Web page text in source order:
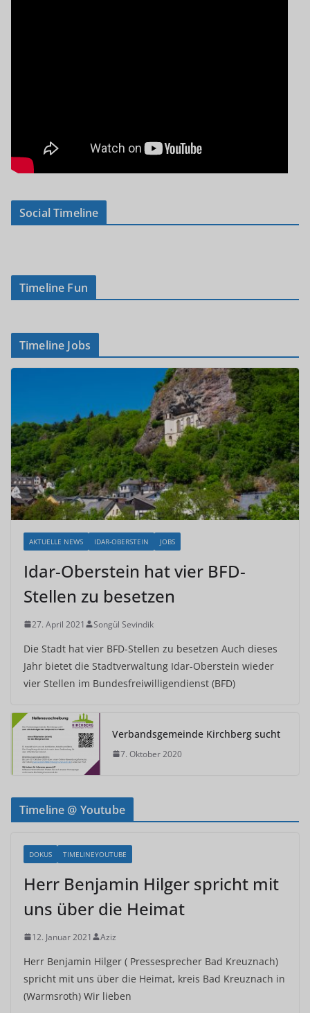
Social Timeline
Timeline Fun
Timeline Jobs
AKTUELLE NEWS IDAR-OBERSTEIN JOBS
Idar-Oberstein hat vier BFD-
Stellen zu besetzen
27. April 2021 Songül Sevindik
Die Stadt hat vier BFD-Stellen zu besetzen Auch dieses
Jahr bietet die Stadtverwaltung Idar-Oberstein wieder
vier Stellen im Bundesfreiwilligendienst (BFD)
Verbandsgemeinde Kirchberg sucht
7. Oktober 2020
Timeline @ Youtube
DOKUS TIMELINEYOUTUBE
Herr Benjamin Hilger spricht mit
uns über die Heimat
12. Januar 2021 Aziz
Herr Benjamin Hilger ( Pressesprecher Bad Kreuznach)
spricht mit uns über die Heimat, kreis Bad Kreuznach in
(Warmsroth) Wir lieben